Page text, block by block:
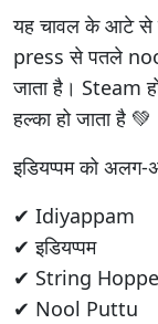
यह चावल के आटे से
press से पतले
जाता है। Steam
हल्का हो जाता है 💚
इडियप्पम को अलग-
✔ Idiyappam
✔ इडियप्पम
✔ String
✔ Nool Puttu